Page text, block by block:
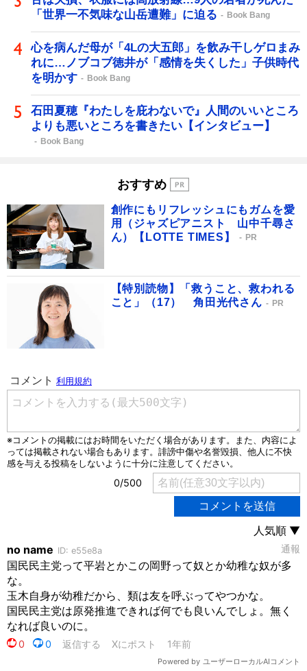
「世界一不気味な山岳遭難」に迫る
Book Bang
心を病んだ母が「4Lの大五郎」を飲み干しゲロまみ
れに…ノブコブ徳井が「感情を失くした」子供時代
を明かす
Book Bang
石田夏穂『わたしを庇わないで』人間のいいところ
よりも悪いところを書きたい【インタビュー】
Book Bang
おすすめ
創作にもリフレッシュにもガムを愛
用（ジャズピアニスト 山中千尋さ
ん）【LOTTE TIMES】
PR
【特別読物】「救うこと、救われる
こと」（17） 角田光代さん
PR